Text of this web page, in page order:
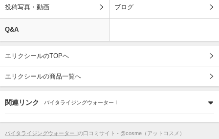
投稿写真・動画 ブログ
Q&A
エリクシールのTOPへ
エリクシールの商品一覧へ
関連リンク バイタライジングウォーター I
バイタライジングウォーター Iの口コミサイト - @cosme（アットコスメ）